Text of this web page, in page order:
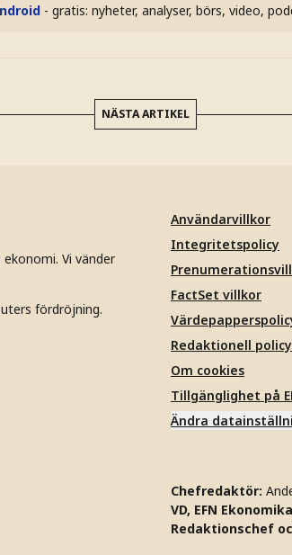
- gratis: nyheter, analyser, börs, video,
NÄSTA ARTIKEL
Vi vänder
fördröjning.
Användarvillkor
Integritetspolicy
FactSet villkor
Redaktionell policy
Om cookies
Tillgänglighet på
Ändra
Chefredaktör:
VD, EFN
Redaktionschef